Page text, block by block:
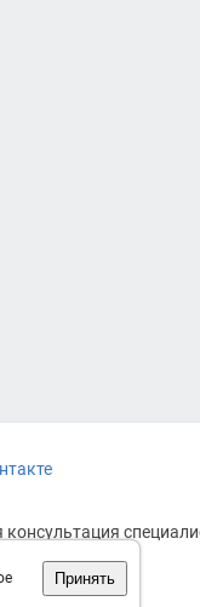
Принять